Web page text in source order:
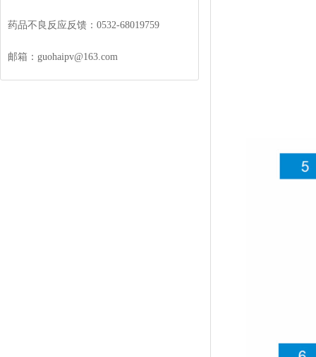
药品不良反应反馈：0532-68019759
邮箱：guohaipv@163.com